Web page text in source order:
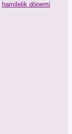
hamilelik dönemi